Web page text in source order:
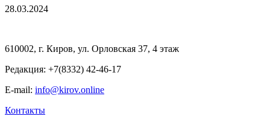
28.03.2024
610002, г. Киров, ул. Орловская 37, 4 этаж
Редакция: +7(8332) 42-46-17
E-mail: info@kirov.online
Контакты